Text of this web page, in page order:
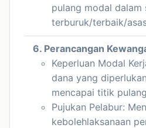
pulang modal dalam
terburuk/terbaik/
6. Perancangan
Keperluan Modal
dana yang
mencapai titik
Pujukan Pelabur:
kebolehlaksanaan